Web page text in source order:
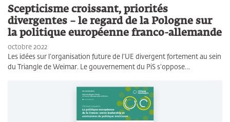
Scepticisme croissant, priorités
divergentes – le regard de la Pologne sur
la politique européenne franco-allemande
octobre 2022
Les idées sur l’organisation future de l’UE divergent fortement au sein
du Triangle de Weimar. Le gouvernement du PiS s’oppose…